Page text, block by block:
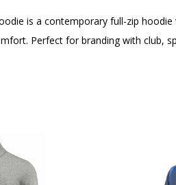
is a contemporary full-zip
Perfect for branding with club,